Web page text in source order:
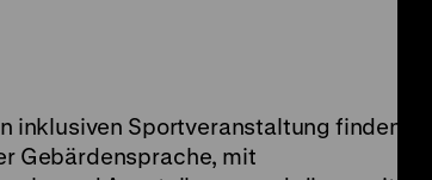
inklusiven Sportveranstaltung finden
Gebärdensprache, mit